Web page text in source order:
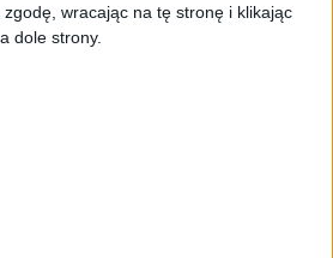
wracając na tę stronę i klikając
dole strony.